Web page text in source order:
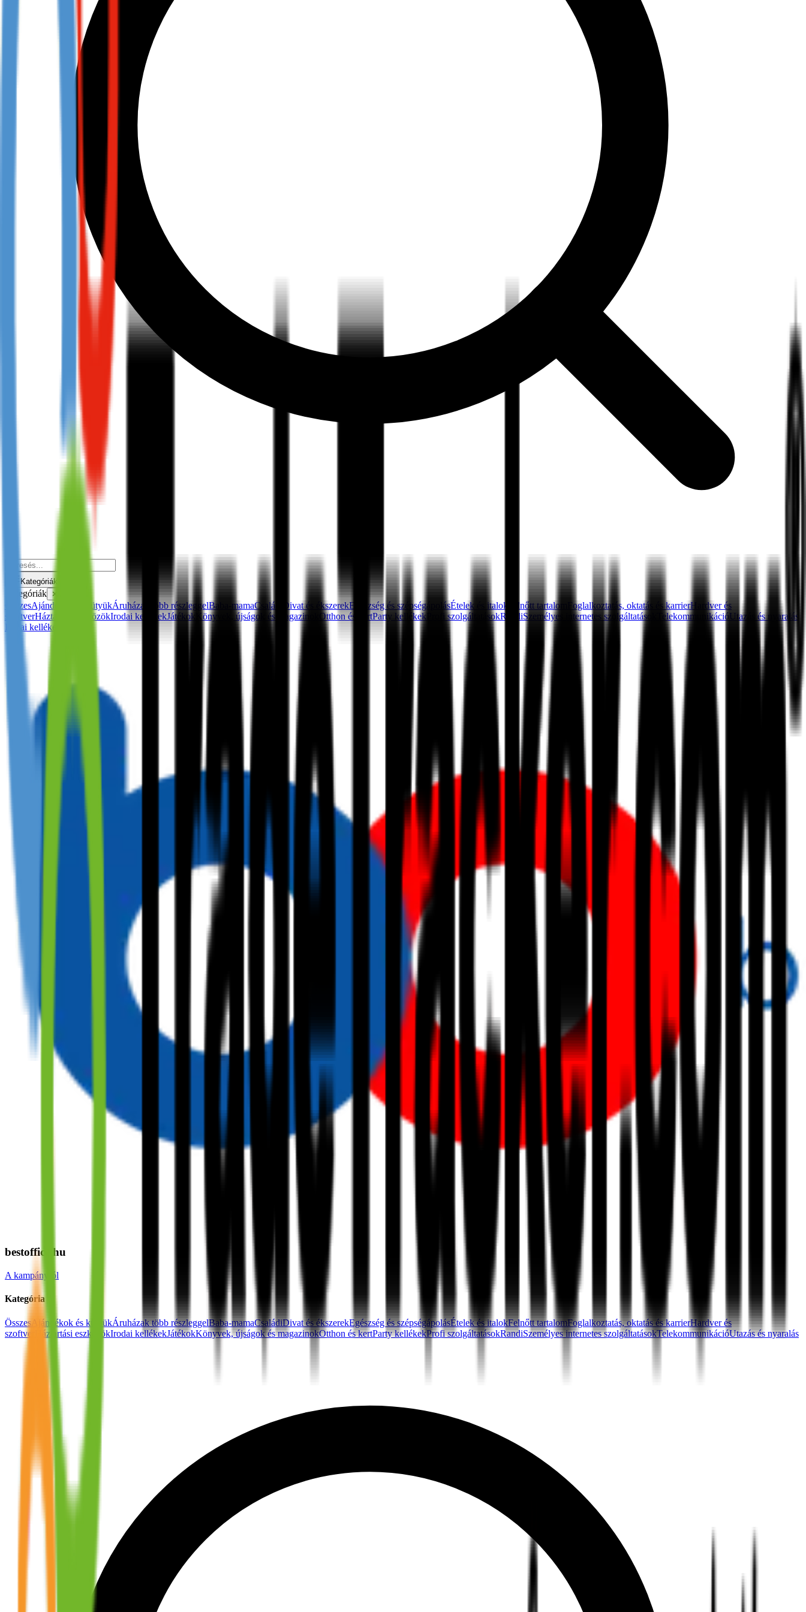
Kategóriák
Kategóriák ✕
ÖsszesAjándékok és kütyükÁruházak több részleggelBaba-mamaCsaládi Divat és ékszerekEgészség és szépségápolásÉtelek és italok Felnőtt tartalom Foglalkoztatás, oktatás és karrierHardver és
szoftverHáztartási eszközökIrodai kellékekJátékok Könyvek, újságok és magazinok Otthon és kertParty kellékek Profi szolgáltatásokRandiSzemélyes internetes szolgáltatások TelekommunikációUtazás és nyaralás
Irodai kellékek
bestoffice.hu
A kampányról
Kategória
Összes Ajándékok és kütyükÁruházak több részleggelBaba-mamaCsaládiDivat és ékszerekEgészség és szépségápolásÉtelek és italokFelnőtt tartalomFoglalkoztatás, oktatás és karrierHardver és
szoftver
Háztartási eszközökIrodai kellékekJátékokKönyvek, újságok és magazinokOtthon és kertParty kellékekProfi szolgáltatásokRandiSzemélyes internetes szolgáltatásokTelekommunikációUtazás és nyaralás